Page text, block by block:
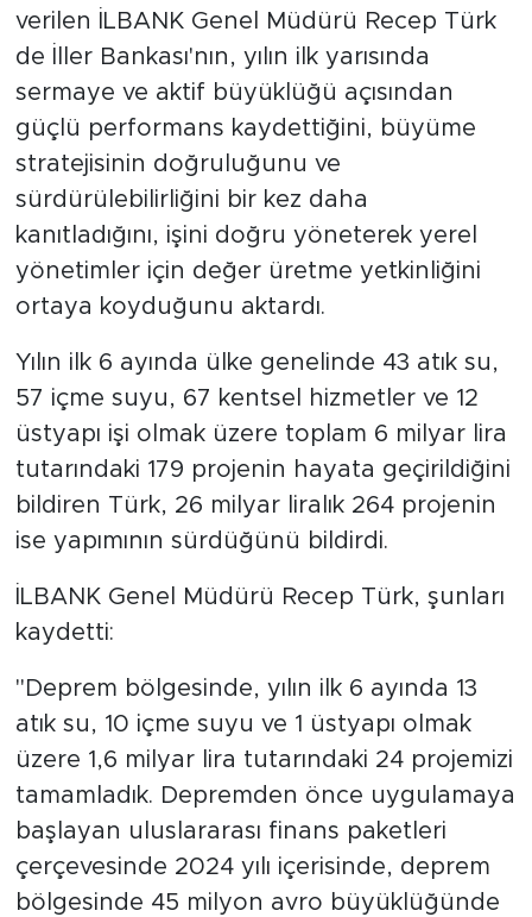
verilen İLBANK Genel Müdürü Recep Türk
de İller Bankası'nın, yılın ilk yarısında
sermaye ve aktif büyüklüğü açısından
güçlü performans kaydettiğini, büyüme
stratejisinin doğruluğunu ve
sürdürülebilirliğini bir kez daha
kanıtladığını, işini doğru yöneterek yerel
yönetimler için değer üretme yetkinliğini
ortaya koyduğunu aktardı.
Yılın ilk 6 ayında ülke genelinde 43 atık su,
57 içme suyu, 67 kentsel hizmetler ve 12
üstyapı işi olmak üzere toplam 6 milyar lira
tutarındaki 179 projenin hayata geçirildiğini
bildiren Türk, 26 milyar liralık 264 projenin
ise yapımının sürdüğünü bildirdi.
İLBANK Genel Müdürü Recep Türk, şunları
kaydetti:
"Deprem bölgesinde, yılın ilk 6 ayında 13
atık su, 10 içme suyu ve 1 üstyapı olmak
üzere 1,6 milyar lira tutarındaki 24 projemizi
tamamladık. Depremden önce uygulamaya
başlayan uluslararası finans paketleri
çerçevesinde 2024 yılı içerisinde, deprem
bölgesinde 45 milyon avro büyüklüğünde